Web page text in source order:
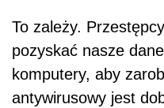
To zależy.
pozyskać nasze
komputery, aby
antywirusowy jest